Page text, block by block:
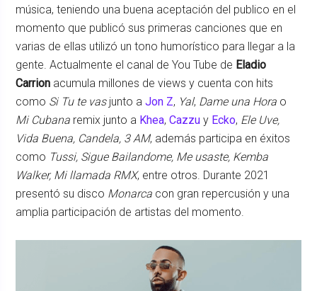
música, teniendo una buena aceptación del publico en el
momento que publicó sus primeras canciones que en
varias de ellas utilizó un tono humorístico para llegar a la
gente. Actualmente el canal de You Tube de Eladio
Carrion acumula millones de views y cuenta con hits
como Si Tu te vasjunto aJon Z, Yal, Dame una Hora o
Mi Cubana remix junto a Khea,Cazzu y Ecko, Ele Uve,
Vida Buena, Candela, 3 AM, además participa en éxitos
como Tussi, Sigue Bailandome, Me usaste, Kemba
Walker, Mi llamada RMX, entre otros. Durante 2021
presentó su disco Monarca con gran repercusión y una
amplia participación de artistas del momento.